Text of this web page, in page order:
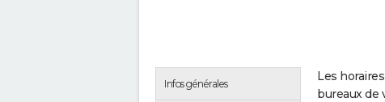
Infos générales
Les
bureaux de